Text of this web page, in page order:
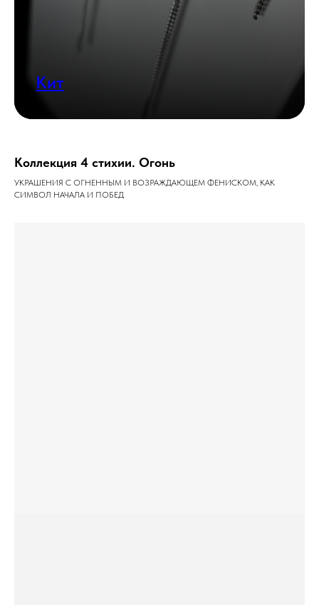
Кит
Коллекция 4 стихии. Огонь
УКРАШЕНИЯ С ОГНЕННЫМ И ВОЗРАЖДАЮЩЕМ ФЕНИСКОМ, КАК
СИМВОЛ НАЧАЛА И ПОБЕД